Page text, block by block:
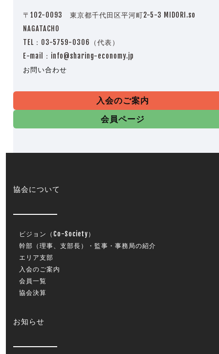
〒102-0093 東京都千代田区平河町2-5-3 MIDORI.so
NAGATACHO
TEL：03-5759-0306（代表）
E-mail：info@sharing-economy.jp
お問い合わせ
入会のご案内
会員ページ
協会について
ビジョン（Co-Society）
幹部（理事、支部長）・監事・事務局の紹介
エリア支部
入会のご案内
会員一覧
協会決算
お知らせ